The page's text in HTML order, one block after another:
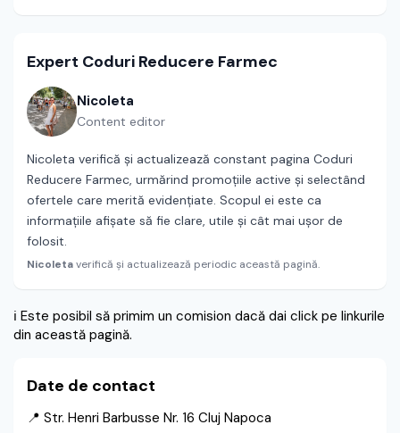
Expert Coduri Reducere Farmec
Nicoleta
Content editor
Nicoleta verifică și actualizează constant pagina Coduri
Reducere Farmec, urmărind promoțiile active și selectând
ofertele care merită evidențiate. Scopul ei este ca
informațiile afișate să fie clare, utile și cât mai ușor de
folosit.
Nicoletaverifică și actualizează periodic această pagină.
ℹ️ Este posibil să primim un comision dacă dai click pe linkurile
din această pagină.
Date de contact
📍 Str. Henri Barbusse Nr. 16 Cluj Napoca